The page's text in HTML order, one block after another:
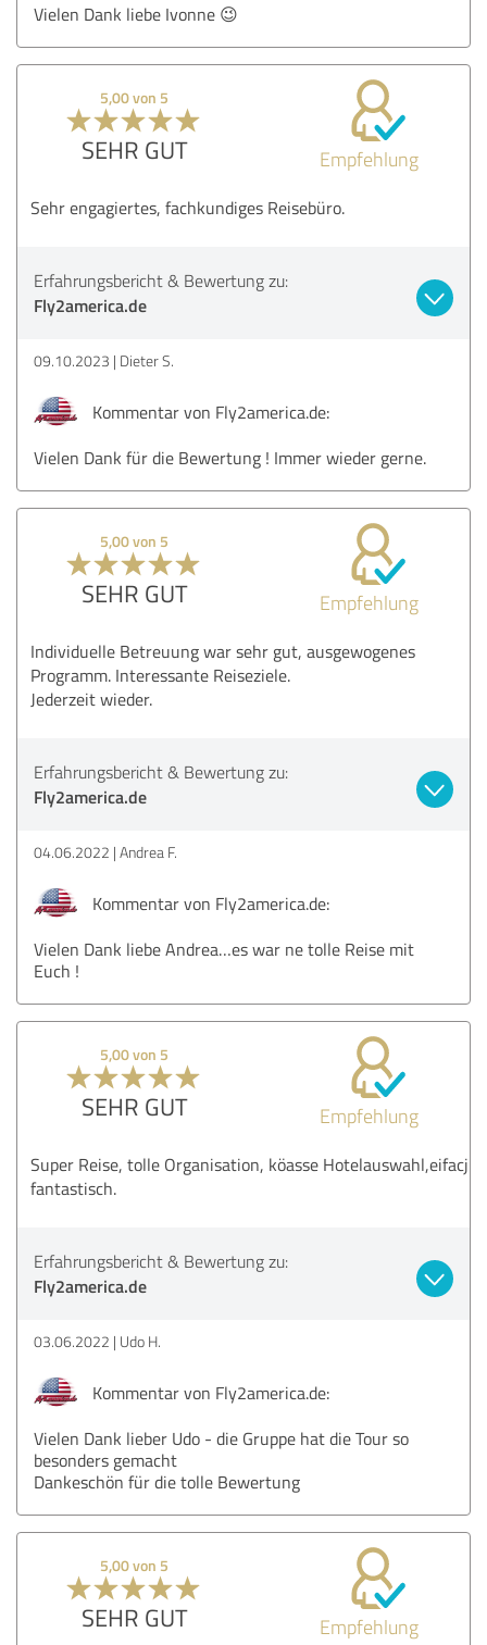
Vielen Dank liebe Ivonne 😉
5,00 von 5
SEHR GUT Empfehlung
Sehr engagiertes, fachkundiges Reisebüro.
Erfahrungsbericht & Bewertung zu:
Fly2america.de
09.10.2023 Dieter S.
Kommentar von Fly2america.de:
Vielen Dank für die Bewertung ! Immer wieder gerne.
5,00 von 5
SEHR GUT Empfehlung
Individuelle Betreuung war sehr gut, ausgewogenes
Programm. Interessante Reiseziele.
Jederzeit wieder.
Erfahrungsbericht & Bewertung zu:
Fly2america.de
04.06.2022 Andrea F.
Kommentar von Fly2america.de:
Vielen Dank liebe Andrea…es war ne tolle Reise mit
Euch !
5,00 von 5
SEHR GUT Empfehlung
Super Reise, tolle Organisation, köasse Hotelauswahl,eifacj
fantastisch.
Erfahrungsbericht & Bewertung zu:
Fly2america.de
03.06.2022 Udo H.
Kommentar von Fly2america.de:
Vielen Dank lieber Udo - die Gruppe hat die Tour so
besonders gemacht
Dankeschön für die tolle Bewertung
5,00 von 5
SEHR GUT Empfehlung